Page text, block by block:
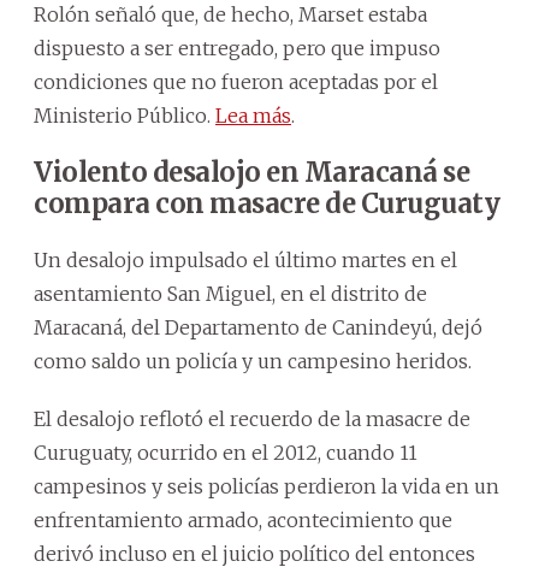
Rolón señaló que, de hecho, Marset estaba
dispuesto a ser entregado, pero que impuso
condiciones que no fueron aceptadas por el
Ministerio Público. Lea más.
Violento desalojo en Maracaná se
compara con masacre de Curuguaty
Un desalojo impulsado el último martes en el
asentamiento San Miguel, en el distrito de
Maracaná, del Departamento de Canindeyú, dejó
como saldo un policía y un campesino heridos.
El desalojo reflotó el recuerdo de la masacre de
Curuguaty, ocurrido en el 2012, cuando 11
campesinos y seis policías perdieron la vida en un
enfrentamiento armado, acontecimiento que
derivó incluso en el juicio político del entonces